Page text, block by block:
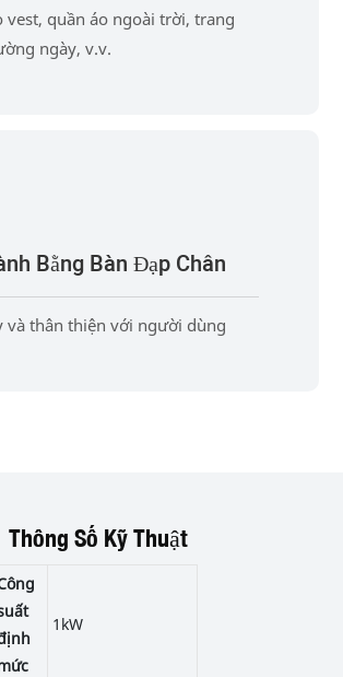
vest, quần áo ngoài trời, trang
ngày, v.v.
Bằng Bàn Đạp Chân
và thân thiện với người dùng
Thông Số Kỹ Thuật
1kW